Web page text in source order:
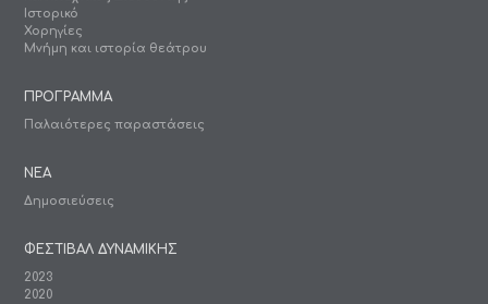
Ιστορικό
Χορηγίες
Μνήμη και ιστορία θεάτρου
ΠΡΟΓΡΑΜΜΑ
Παλαιότερες παραστάσεις
ΝΕΑ
Δημοσιεύσεις
ΦΕΣΤΙΒΑΛ ΔΥΝΑΜΙΚΗΣ
2023
2020